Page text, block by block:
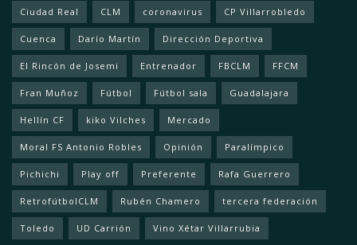
Ciudad Real CLM coronavirus CP Villarrobledo
Cuenca Darío Martín Dirección Deportiva
El Rincón de Josemi Entrenador FBCLM FFCM
Fran Muñoz Fútbol Fútbol sala Guadalajara
Hellín CF kiko Vilches Mercado
Moral FS Antonio Robles Opinión Paralímpico
Pichichi Play off Preferente Rafa Guerrero
RetrofútbolCLM Rubén Chamero tercera federación
Toledo UD Carrión Vino Xétar Villarrubia